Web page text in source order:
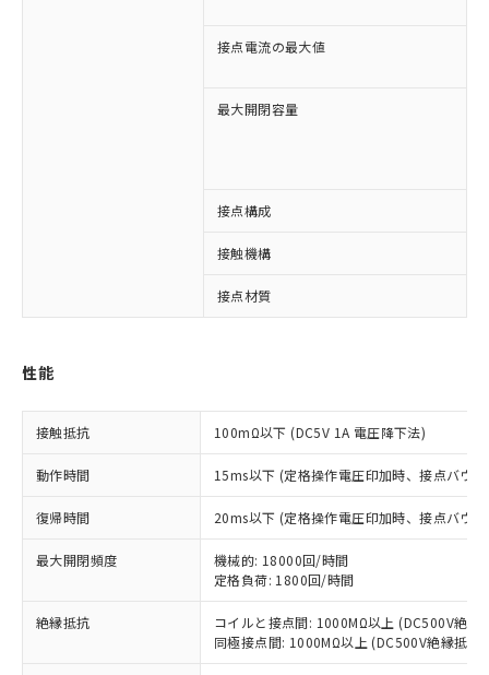
接点電流の最大値
最大開閉容量
接点構成
接触機構
接点材質
性能
接触抵抗 100mΩ以下 (DC5V 1A 電圧降下法)
動作時間 15ms以下 (定格操作電圧印加時、接点バウ
復帰時間 20ms以下 (定格操作電圧印加時、接点バウ
最大開閉頻度
機械的: 18000回/時間
定格負荷: 1800回/時間
絶縁抵抗
コイルと接点間: 1000MΩ以上 (DC500V絶縁
同極接点間: 1000MΩ以上 (DC500V絶縁抵抗
ご利用条件
商品の当社在庫状況および標準価格
(税抜)を提供させていただくもので
当社制御機器事業取扱商品の中には、
本サービスの対象外となる商品もある
ことをご了承ください。
在庫状況および標準価格照会結果は、
記載している更新日時点での社内デー
タに基づき作成されるものであり、閲
覧された時点での実際の在庫および標
準価格とは異なる場合があることをご
了承ください。
非含有に対応した製品が提供可能な商品で
対応予定：EU RoHS指令（10物質）の非含
対応予定なし：EU RoHS指令（10物質）の
非含有の対応状況を調査中または確認中の
商品です。
非該当品：ライセンス料など無形物で、有
害物質有無と関係のない商品です。
仕入先様の事情により、非含有部品として
いたものが、含有品と判明した場合などや
むを得ず変更することがあります。
*EU RoHS指令（10物質）：
鉛(Pb) 1000ppm以下、 水銀(Hg) 1000ppm以下、 カド
ミウム(Cd) 100ppm以下、
六価クロム(Cr(Ⅵ)) 1000ppm以下、ポリ臭化ビフェニル
類(PBB) 1000ppm以下、ポリ臭化ジフェニルエーテル類
※1 中国RoHS○×表
「○」：最大均質材料含有率が中国RoHSの
基準値以下であることを示します。
「×」：最大均質材料含有率が中国RoHSの
基準値を超えていることを示します。
「－」：未確認です。当社販売部門へお問
い合わせください。
Pb(鉛) :1000ppm、 Hg(水銀) : 1000ppm、 Cd(カドミウ
Cr(Ⅵ)(六価クロム) : 1000ppm、 PBBs(ポリ臭化ビフェ
当社は、これら貴社製品のうち、外国
為替および外国貿易法に定める商品
（以下｢規制貨物等」という）を輸出
または国外への提供する場合は、日本
国政府の輸出許可(または役務取引許
可)を取得するなどの必要な手続きを
とります。